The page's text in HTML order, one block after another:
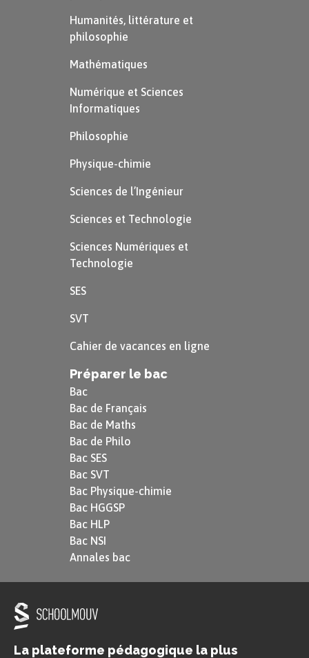
Humanités, littérature et
philosophie
Mathématiques
Numérique et Sciences
Informatiques
Philosophie
Physique-chimie
Sciences de l’Ingénieur
Sciences et Technologie
Sciences Numériques et
Technologie
SES
SVT
Cahier de vacances en ligne
Préparer le bac
Bac
Bac de Français
Bac de Maths
Bac de Philo
Bac SES
Bac SVT
Bac Physique-chimie
Bac HGGSP
Bac HLP
Bac NSI
Annales bac
La plateforme pédagogique la plus